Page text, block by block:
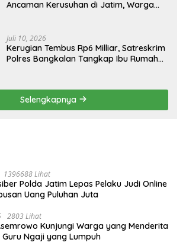
Ancaman Kerusuhan di Jatim, Warga
Juli 10, 2026
Kerugian Tembus Rp6 Milliar, Satreskrim
Polres Bangkalan Tangkap Ibu Rumah
Selengkapnya
1396688 Lihat
Polda Jatim Lepas Pelaku Judi Online
Uang Puluhan Juta
2803 Lihat
Kunjungi Warga yang Menderita
Ngaji yang Lumpuh